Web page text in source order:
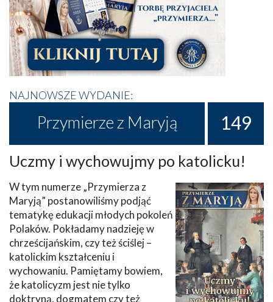
NAJNOWSZE WYDANIE:
Przymierze z Maryją 149
Uczmy i wychowujmy po katolicku!
W tym numerze „Przymierza z
Maryją” postanowiliśmy podjąć
tematykę edukacji młodych pokoleń
Polaków. Pokładamy nadzieję w
chrześcijańskim, czy też ściślej –
katolickim kształceniu i
wychowaniu. Pamiętamy bowiem,
że katolicyzm jest nie tylko
doktryną, dogmatem czy też